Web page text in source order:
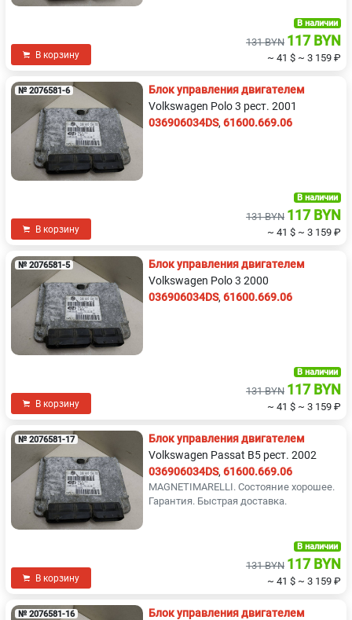
В корзину
В наличии
131 BYN 117 BYN
~ 41 $ ~ 3 159 ₽
№ 2076581-6
Блок управления двигателем
Volkswagen Polo 3 рест. 2001
036906034DS, 61600.669.06
В корзину
В наличии
131 BYN 117 BYN
~ 41 $ ~ 3 159 ₽
№ 2076581-5
Блок управления двигателем
Volkswagen Polo 3 2000
036906034DS, 61600.669.06
В корзину
В наличии
131 BYN 117 BYN
~ 41 $ ~ 3 159 ₽
№ 2076581-17
Блок управления двигателем
Volkswagen Passat B5 рест. 2002
036906034DS, 61600.669.06
MAGNETIMARELLI. Состояние хорошее.
Гарантия. Быстрая доставка.
В корзину
В наличии
131 BYN 117 BYN
~ 41 $ ~ 3 159 ₽
№ 2076581-16
Блок управления двигателем